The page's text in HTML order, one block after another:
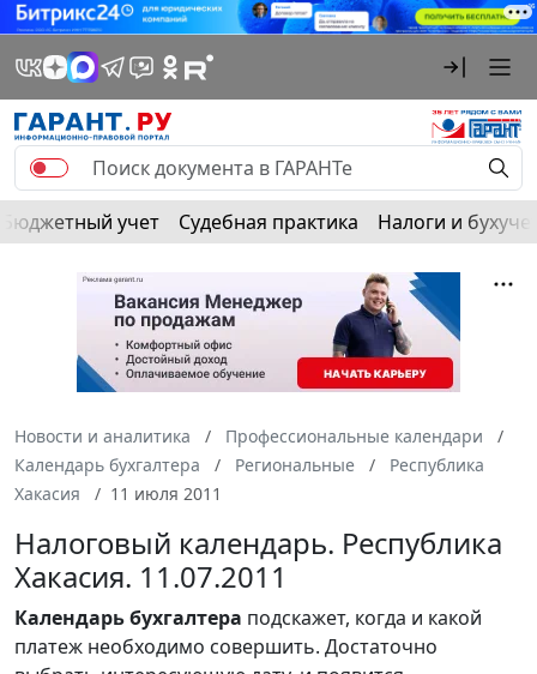
Бюджетный учет Судебная практика Налоги и
Новости и аналитика
Профессиональные календари
Календарь бухгалтера
Региональные
Республика
Хакасия
11 июля 2011
Налоговый календарь. Республика
Хакасия. 11.07.2011
Календарьбухгалтера подскажет, когда и какой
платеж необходимо совершить. Достаточно